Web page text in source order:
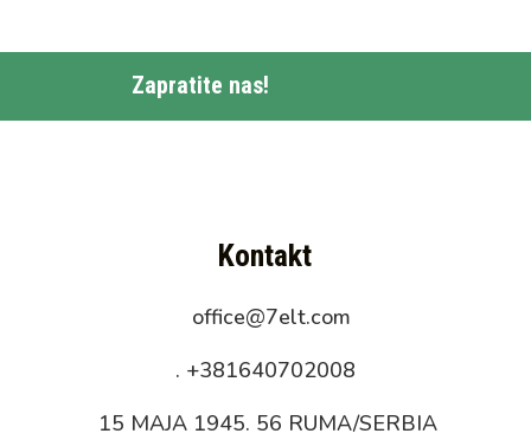
Zapratite nas!
Kontakt
office@7elt.com
. +381640702008
15 MAJA 1945. 56 RUMA/SERBIA